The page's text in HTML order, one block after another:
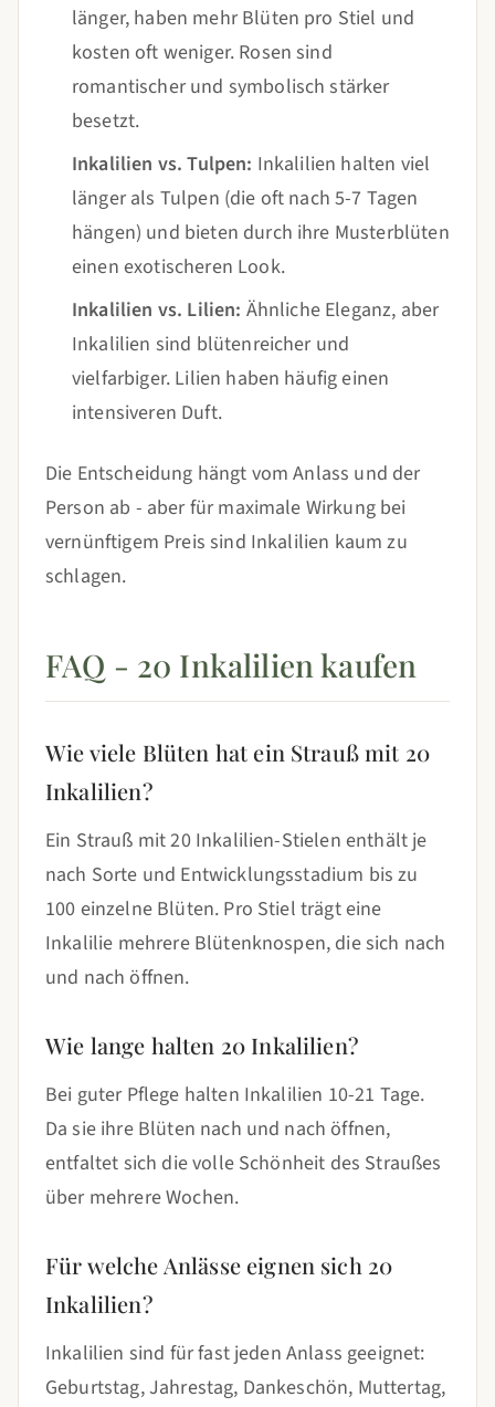
länger, haben mehr Blüten pro Stiel und
kosten oft weniger. Rosen sind
romantischer und symbolisch stärker
besetzt.
Inkalilien vs. Tulpen: Inkalilien halten viel
länger als Tulpen (die oft nach 5-7 Tagen
hängen) und bieten durch ihre Musterblüten
einen exotischeren Look.
Inkalilien vs. Lilien: Ähnliche Eleganz, aber
Inkalilien sind blütenreicher und
vielfarbiger. Lilien haben häufig einen
intensiveren Duft.
Die Entscheidung hängt vom Anlass und der
Person ab - aber für maximale Wirkung bei
vernünftigem Preis sind Inkalilien kaum zu
schlagen.
FAQ - 20 Inkalilien kaufen
Wie viele Blüten hat ein Strauß mit 20
Inkalilien?
Ein Strauß mit 20 Inkalilien-Stielen enthält je
nach Sorte und Entwicklungsstadium bis zu
100 einzelne Blüten. Pro Stiel trägt eine
Inkalilie mehrere Blütenknospen, die sich nach
und nach öffnen.
Wie lange halten 20 Inkalilien?
Bei guter Pflege halten Inkalilien 10-21 Tage.
Da sie ihre Blüten nach und nach öffnen,
entfaltet sich die volle Schönheit des Straußes
über mehrere Wochen.
Für welche Anlässe eignen sich 20
Inkalilien?
Inkalilien sind für fast jeden Anlass geeignet:
Geburtstag, Jahrestag, Dankeschön, Muttertag,